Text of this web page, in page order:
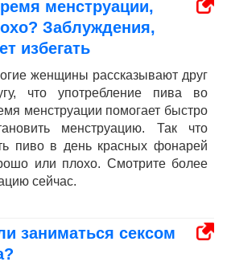
менструации,
Заблуждения,
избегать
женщины рассказывают друг
что употребление пива во
менструации помогает быстро
менструацию. Так что
пиво в день красных фонарей
или плохо. Смотрите более
сейчас.
заниматься сексом